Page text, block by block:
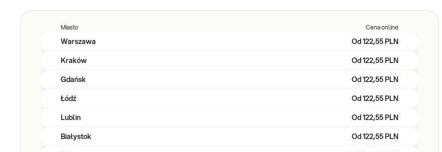
Miasto Cena online
Warszawa Od 122,55 PLN
Kraków Od 122,55 PLN
Gdańsk Od 122,55 PLN
Łódź Od 122,55 PLN
Lublin Od 122,55 PLN
Białystok Od 122,55 PLN